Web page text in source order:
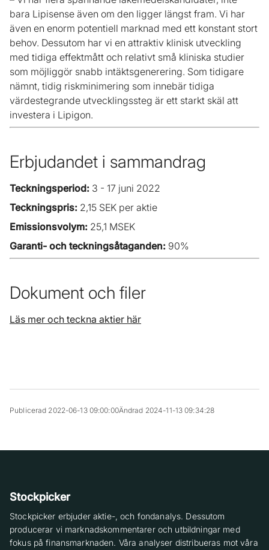
bara Lipisense även om den ligger längst fram. Vi har
även en enorm potentiell marknad med ett konstant stort
behov. Dessutom har vi en attraktiv klinisk utveckling
med tidiga effektmått och relativt små kliniska studier
som möjliggör snabb intäktsgenerering. Som tidigare
nämnt, tidig riskminimering som innebär tidiga
värdestegrande utvecklingssteg är ett starkt skäl att
investera i Lipigon.
Erbjudandet i sammandrag
Teckningsperiod: 3 - 17 juni 2022
Teckningspris: 2,15 SEK per aktie
Emissionsvolym: 25,1 MSEK
Garanti- och teckningsåtaganden: 90%
Dokument och filer
Läs mer och teckna aktier här
Publicerad 2022-06-13 09:00:00Ändrad 2024-11-13 09:34:28
Stockpicker
Stockpicker erbjuder aktie-, och fondanalys. Dessutom
producerar vi marknadskommentarer och utbildningar med
fokus på finansmarknaden. Våra analyser distribueras mot våra